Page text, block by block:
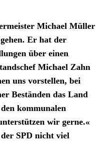
Michael Müller
Er hat der
über einen
Michael Zahn
uns vorstellen, bei
Beständen das Land
kommunalen
wir gerne.«
SPD nicht viel